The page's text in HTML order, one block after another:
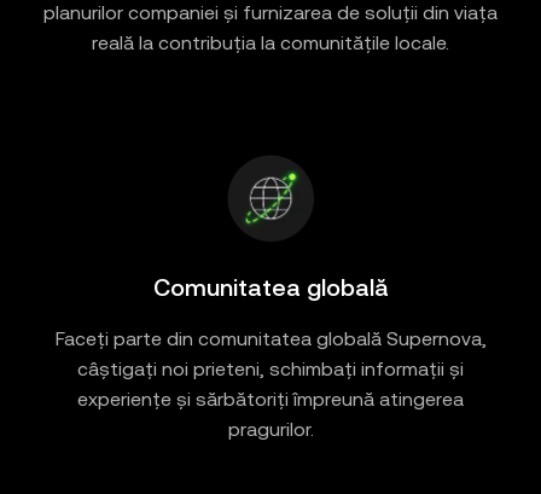
planurilor companiei și furnizarea de soluții din viața
reală la contribuția la comunitățile locale.
Comunitatea globală
Faceți parte din comunitatea globală Supernova,
câștigați noi prieteni, schimbați informații și
experiențe și sărbătoriți împreună atingerea
pragurilor.